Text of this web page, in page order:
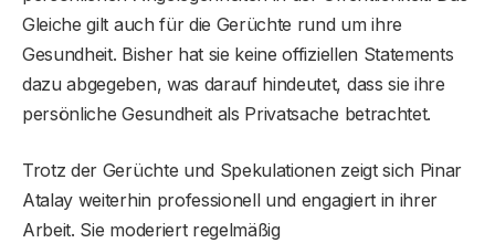
Gleiche gilt auch für die Gerüchte rund um ihre
Gesundheit. Bisher hat sie keine offiziellen Statements
dazu abgegeben, was darauf hindeutet, dass sie ihre
persönliche Gesundheit als Privatsache betrachtet.
Trotz der Gerüchte und Spekulationen zeigt sich Pinar
Atalay weiterhin professionell und engagiert in ihrer
Arbeit. Sie moderiert regelmäßig